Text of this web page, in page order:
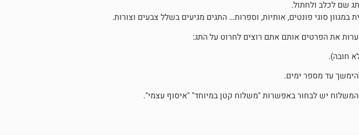
שם לכלב ולחתול.
במגוון סוגי פונטים, אותיות, וספרות… התגים מגיעים בשלל צבעים וצורות.
את הפרטים אותם אתם רוצים לחרוט על התג:
חובה).
עד מספר ימים.
יש לבחור באפשרות "משלוח קטן במיוחד" "איסוף עצמי".